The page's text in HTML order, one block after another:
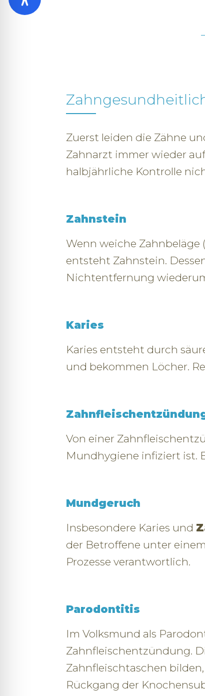
Zuerst leiden die Zähne
Zahnarzt immer wieder
halbjährliche Kontrolle
Zahnstein
Wenn weiche
entsteht Zahnstein.
Nichtentfernung
Karies
Karies entsteht durch
und bekommen Löcher.
Von einer
Mundhygiene infiziert ist.
Mundgeruch
Insbesondere Karies und
der Betroffene unter
Prozesse verantwortlich.
Parodontitis
Im Volksmund als
Zahnfleischentzündung.
Zahnfleischtaschen
Rückgang der